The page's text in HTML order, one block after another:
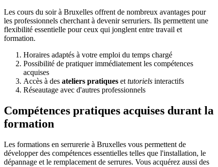
Les cours du soir à Bruxelles offrent de nombreux avantages pour
les professionnels cherchant à devenir serruriers. Ils permettent une
flexibilité essentielle pour ceux qui jonglent entre travail et
formation.
Horaires adaptés à votre emploi du temps chargé
Possibilité de pratiquer immédiatement les compétences
acquises
Accès à des ateliers pratiques et tutoriels interactifs
Réseautage avec d'autres professionnels
Compétences pratiques acquises durant la
formation
Les formations en serrurerie à Bruxelles vous permettent de
développer des compétences essentielles telles que l'installation, le
dépannage et le remplacement de serrures. Vous acquérez aussi des